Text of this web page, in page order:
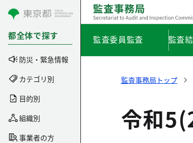
コンテンツにスキップ
都全体で探す
防災・緊急情報
カテゴリ別
目的別
組織別
事業者の方
監査委員監査 監査
監査事務局トップ
令和